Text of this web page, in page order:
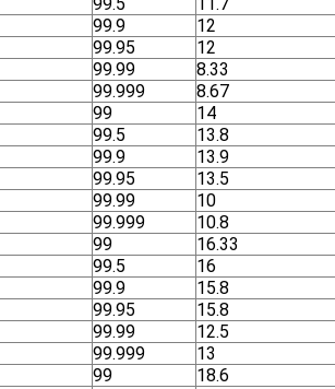
99.9
12
99.95
12
99.99
8.33
99.999 8.67
99 14
99.5
13.8
99.9
13.9
99.95
13.5
99.99
10
99.999 10.8
99 16.33
99.5
16
99.9
15.8
99.95
15.8
99.99
12.5
99.999 13
99 18.6